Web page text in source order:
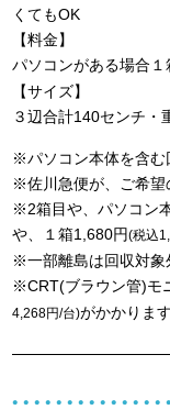
くてもOK
【料金】
パソコンがある場合
【サイズ】
３辺合計140センチ・
※パソコン本体を含む
※佐川急便が、ご希望
※2箱目や、パソコン
や、１箱1,680円(税込
※一部離島は回収対象
※CRT(ブラウン管)モ
4,268円/台)がかかります